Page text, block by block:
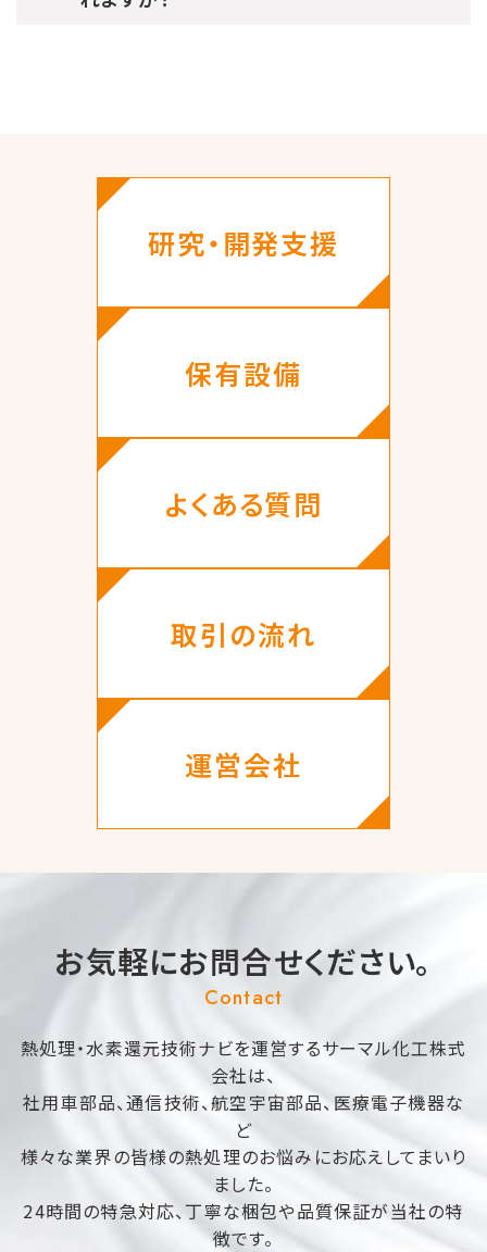
研究・開発支援
保有設備
よくある質問
取引の流れ
運営会社
お気軽にお問合せください。
Contact
熱処理・水素還元技術ナビを運営するサーマル化工株式
会社は、
社用車部品、通信技術、航空宇宙部品、医療電子機器な
ど
様々な業界の皆様の熱処理のお悩みにお応えしてまいり
ました。
24時間の特急対応、丁寧な梱包や品質保証が当社の特
徴です。